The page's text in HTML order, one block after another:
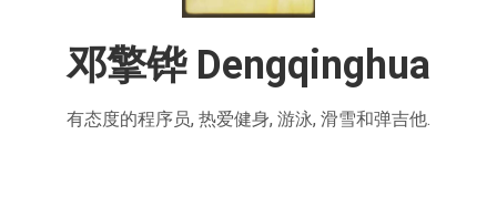
邓擎铧 Dengqinghua
有态度的程序员, 热爱健身, 游泳, 滑雪和弹吉他.